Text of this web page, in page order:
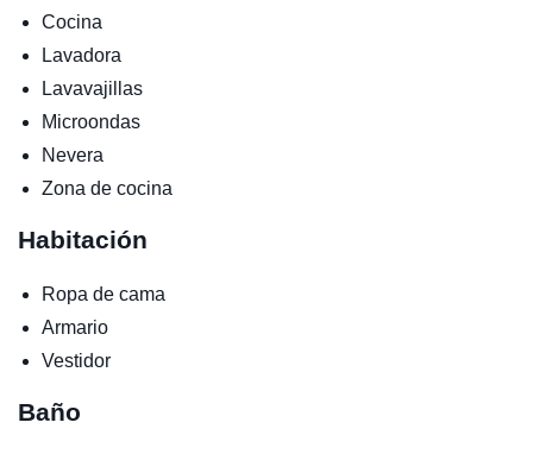
Cocina
Lavadora
Lavavajillas
Microondas
Nevera
Zona de cocina
Habitación
Ropa de cama
Armario
Vestidor
Baño